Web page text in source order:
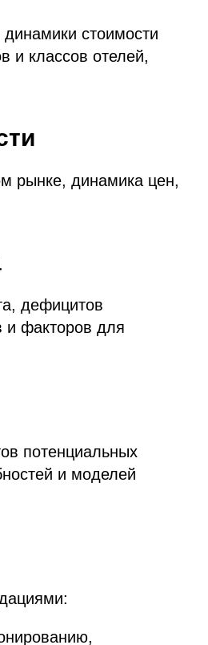
стоимости
и классов отелей,
рынке, динамика цен,
дефицитов
и факторов для
потенциальных
и моделей